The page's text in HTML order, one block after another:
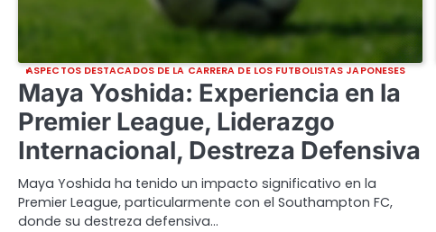
ASPECTOS DESTACADOS DE LA CARRERA DE LOS FUTBOLISTAS JAPONESES
Maya Yoshida: Experiencia en la
Premier League, Liderazgo
Internacional, Destreza Defensiva
Maya Yoshida ha tenido un impacto significativo en la
Premier League, particularmente con el Southampton FC,
donde su destreza defensiva…